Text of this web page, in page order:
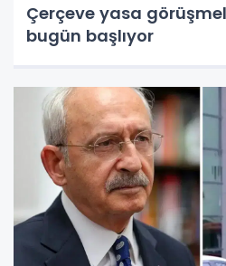
Çerçeve yasa
bugün başlıyor